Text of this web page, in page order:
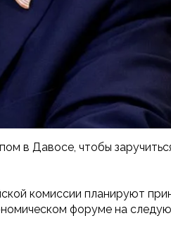
в Давосе, чтобы
комиссии планируют
форуме на